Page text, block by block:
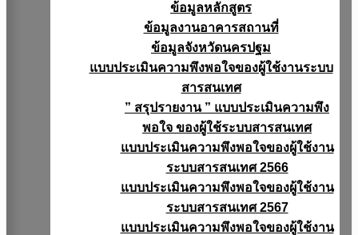
ข้อมูลหลักสูตร
ข้อมูลงานอาคารสถานที่
ข้อมูลจังหวัดนครปฐม
แบบประเมินความพึงพอใจของผู้ใช้งานระบบ
สารสนเทศ
” สรุปรายงาน ” แบบประเมินความพึง
พอใจ ของผู้ใช้ระบบสารสนเทศ
แบบประเมินความพึงพอใจของผู้ใช้งาน
ระบบสารสนเทศ 2566
แบบประเมินความพึงพอใจของผู้ใช้งาน
ระบบสารสนเทศ 2567
แบบประเมินความพึงพอใจของผู้ใช้งาน